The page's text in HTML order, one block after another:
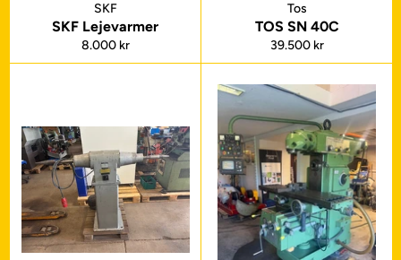
SKF
SKF Lejevarmer
Normalpris
8.000 kr
Tos
TOS SN 40C
Normalpris
39.500 kr